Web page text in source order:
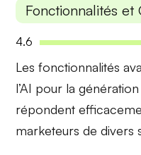
Fonctionnalités et
4.6
Lesfonctionnalités
l’AI pour la
répondent
marketeurs de divers